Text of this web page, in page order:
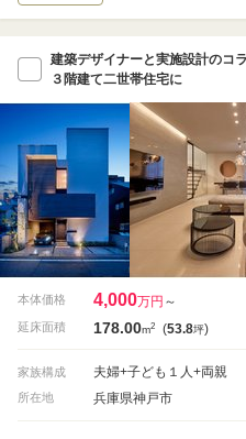
建築デザイナーと実施設計のコ
３階建て二世帯住宅に
本体価格 4,000万円 ～
延床面積 178.00m2 (53.8坪)
家族構成 夫婦+子ども１人+両親
所在地 兵庫県神戸市